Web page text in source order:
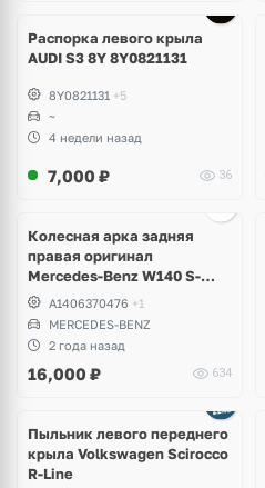
Распорка левого крыла
AUDI S3 8Y 8Y0821131
8Y0821131 +5
~
4 недели назад
7,000 ₽ 36
Колесная арка задняя
правая оригинал
Mercedes-Benz W140 S-
KlassA1406370476 +1
MERCEDES-BENZ
2 года назад
16,000 ₽ 634
Пыльник левого переднего
крыла Volkswagen Scirocco
R-Line